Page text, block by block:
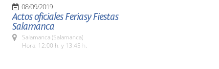
08/09/2019
Actos oficiales Feriasy Fiestas
Salamanca
Salamanca (Salamanca)
Hora: 12:00 h. y 13:45 h.